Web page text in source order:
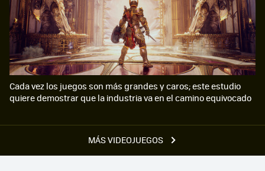
MÁS VIDEOJUEGOS
Cada vez los juegos son más grandes y caros; este estudio
quiere demostrar que la industria va en el camino equivocado